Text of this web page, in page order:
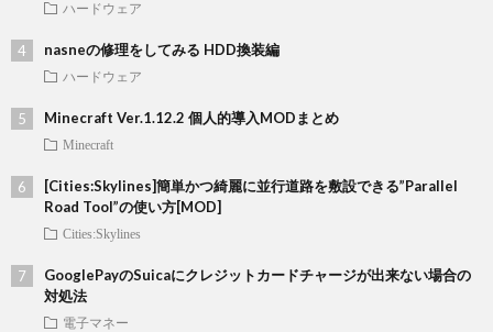
ハードウェア
nasneの修理をしてみる HDD換装編
ハードウェア
Minecraft Ver.1.12.2 個人的導入MODまとめ
Minecraft
[Cities:Skylines]簡単かつ綺麗に並行道路を敷設できる”Parallel
Road Tool”の使い方[MOD]
Cities:Skylines
GooglePayのSuicaにクレジットカードチャージが出来ない場合の
対処法
電子マネー